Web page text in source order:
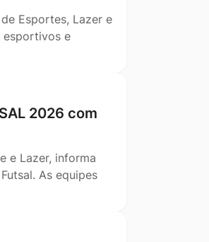
Esportes, Lazer e
esportivos e
2026 com
e Lazer, informa
As equipes